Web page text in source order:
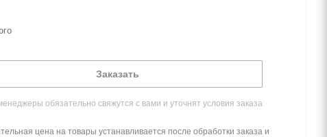
Заказать
обязательно свяжутся с вами и уточнят условия заказа
цена на товары устанавливается после обработки заказа и